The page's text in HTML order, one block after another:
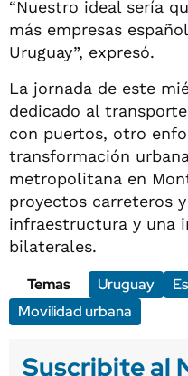
“Nuestro ideal sería
más empresas
Uruguay”, expresó.
La jornada de este
dedicado al
con puertos, otro
transformación
metropolitana en
proyectos carreteros
infraestructura y una
bilaterales.
Temas
Uruguay
Movilidad urbana
Suscribite al